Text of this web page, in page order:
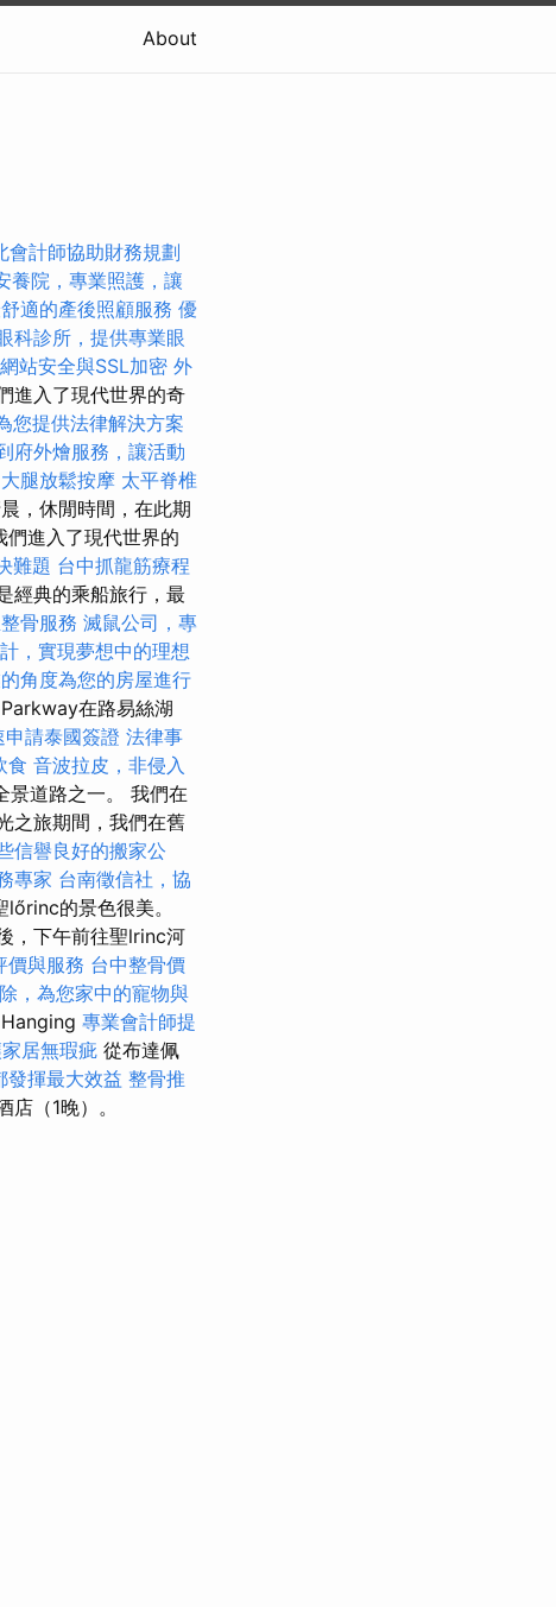
About
會計師協助財務規劃
養院，專業照護，讓
適的產後照顧服務 優
科診所，提供專業眼
網站安全與SSL加密 外
進入了現代世界的奇
您提供法律解決方案
府外燴服務，讓活動
大腿放鬆按摩 太平脊椎
，休閒時間，在此期
進入了現代世界的
難題 台中抓龍筋療程
經典的乘船旅行，最
骨服務 滅鼠公司，專
，實現夢想中的理想
角度為您的房屋進行
Parkway在路易絲湖
申請泰國簽證 法律事
食 音波拉皮，非侵入
景道路之一。 我們在
之旅期間，我們在舊
信譽良好的搬家公
專家 台南徵信社，協
的景色很美。
，下午前往聖lrinc河
價與服務 台中整骨價
，為您家中的寵物與
Hanging 專業會計師提
居無瑕疵 從布達佩
發揮最大效益 整骨推
（1晚）。